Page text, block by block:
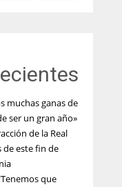
muchas ganas de
ser un gran año»
de la Real
de este fin de
que